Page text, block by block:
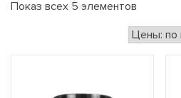
Показ всех 5 элементов